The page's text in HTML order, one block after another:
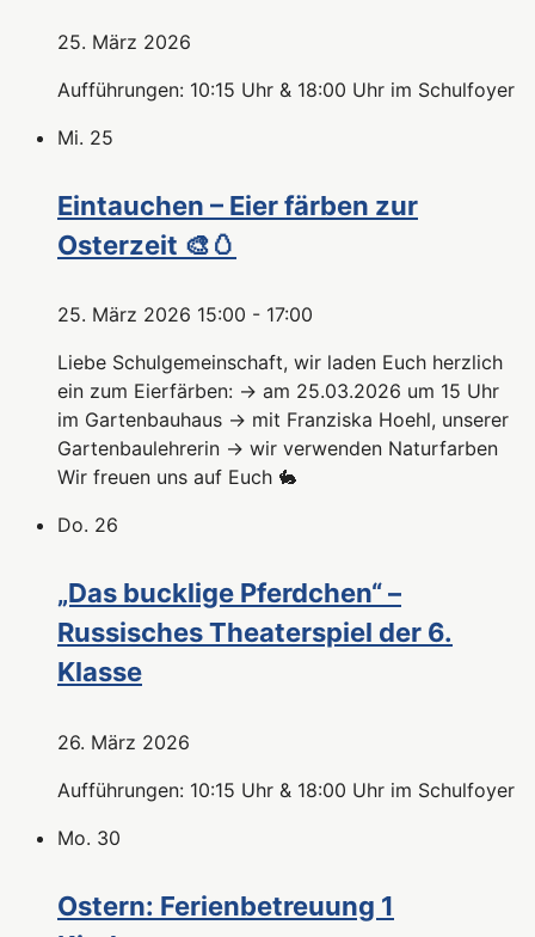
25. März 2026
Aufführungen: 10:15 Uhr & 18:00 Uhr im Schulfoyer
Mi. 25
Eintauchen – Eier färben zur
Osterzeit 🎨🥚
25. März 2026 15:00 - 17:00
Liebe Schulgemeinschaft, wir laden Euch herzlich
ein zum Eierfärben: → am 25.03.2026 um 15 Uhr
im Gartenbauhaus → mit Franziska Hoehl, unserer
Gartenbaulehrerin → wir verwenden Naturfarben
Wir freuen uns auf Euch 🐇
Do. 26
„Das bucklige Pferdchen“ –
Russisches Theaterspiel der 6.
Klasse
26. März 2026
Aufführungen: 10:15 Uhr & 18:00 Uhr im Schulfoyer
Mo. 30
Ostern: Ferienbetreuung 1